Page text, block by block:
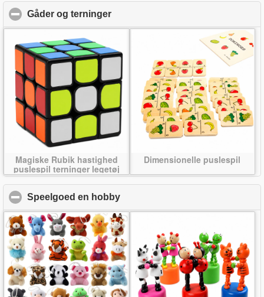
Gåder og terninger
Magiske Rubik hastighed
puslespil terninger legetøj
Dimensionelle puslespil
Speelgoed en hobby